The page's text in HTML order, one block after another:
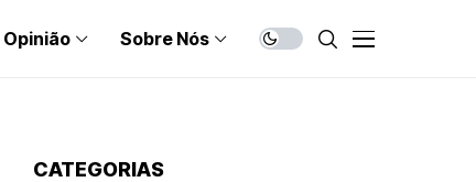
Opinião Sobre Nós
CATEGORIAS